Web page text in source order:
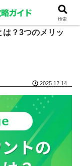
？3つのメリッ
2025.12.14
検索